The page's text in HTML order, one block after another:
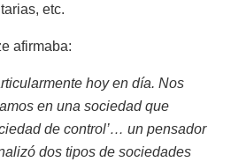
etc.
afirmaba:
hoy en día. Nos
en una sociedad que
de control’… un pensador
dos tipos de sociedades